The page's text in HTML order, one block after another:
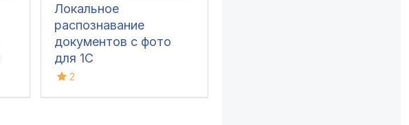
Локальное
распознавание
документов с фото
для 1С
2